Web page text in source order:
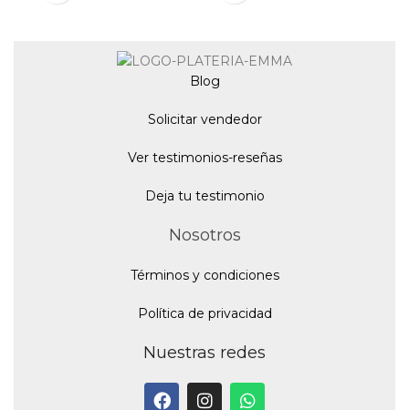
Blog
Solicitar vendedor
Ver testimonios-reseñas
Deja tu testimonio
Nosotros
Términos y condiciones
Política de privacidad
Nuestras redes